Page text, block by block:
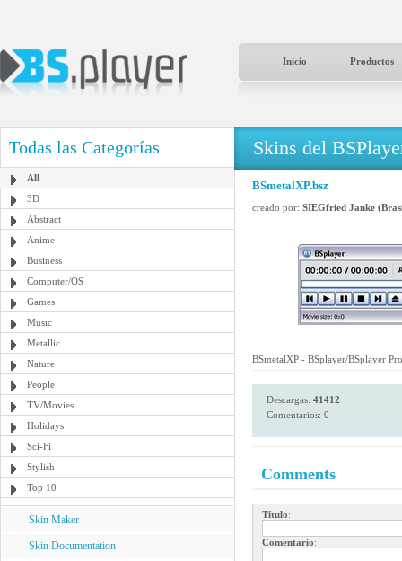
Inicio Productos
Todas las Categorías
All
3D
Abstract
Anime
Business
Computer/OS
Games
Music
Metallic
Nature
People
TV/Movies
Holidays
Sci-Fi
Stylish
Top 10
Skin Maker
Skin Documentation
Skins del
BSmetalXP.bsz
creado por: SIEGfried Janke
BSmetalXP - BSplayer/BSplayer
Descargas: 41412
Comentarios: 0
Comments
Título:
Comentario: